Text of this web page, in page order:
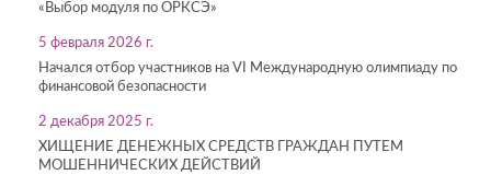
«Выбор модуля по ОРКСЭ»
5 февраля 2026 г.
Начался отбор участников на VI Международную олимпиаду по
финансовой безопасности
2 декабря 2025 г.
ХИЩЕНИЕ ДЕНЕЖНЫХ СРЕДСТВ ГРАЖДАН ПУТЕМ
МОШЕННИЧЕСКИХ ДЕЙСТВИЙ